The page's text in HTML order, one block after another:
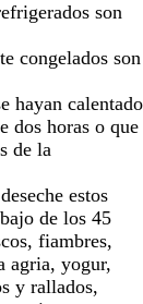
son
congelados son
hayan calentado
dos horas o que
de la
estos
de los 45
fiambres,
agria, yogur,
y rallados,